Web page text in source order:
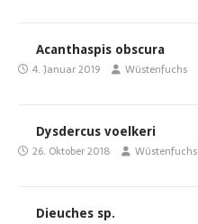
Acanthaspis obscura
4. Januar 2019 Wüstenfuchs
Dysdercus voelkeri
26. Oktober 2018 Wüstenfuchs
Dieuches sp.